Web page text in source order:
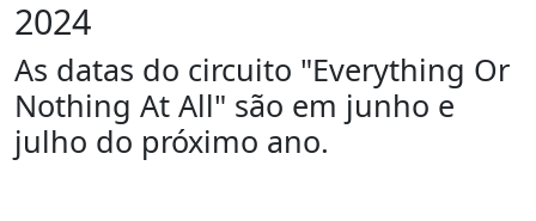
2024
As datas do circuito "Everything Or
Nothing At All" são em junho e
julho do próximo ano.